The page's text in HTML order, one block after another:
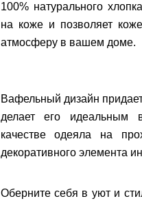
100% натурального
на коже и позволяет
атмосферу в вашем доме.
Вафельный дизайн
делает его идеальным
качестве одеяла на
декоративного элемента
Оберните себя в уют и